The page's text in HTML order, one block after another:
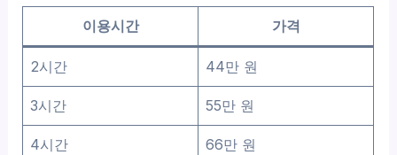
이용시간 가격
2시간 44만 원
3시간 55만 원
4시간 66만 원